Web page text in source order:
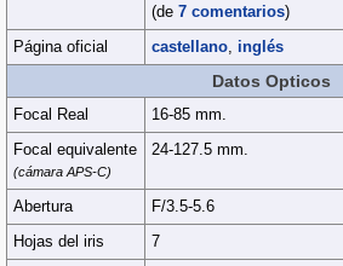
(de 7 comentarios)
Página oficial
castellano, inglés
Datos Opticos
Focal Real
16-85 mm.
Focal equivalente
(cámara APS-C)
24-127.5 mm.
Abertura
F/3.5-5.6
Hojas del iris
7